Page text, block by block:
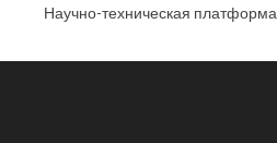
Научно-техническая